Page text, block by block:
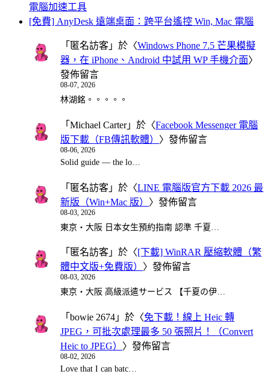
電腦加速工具
[免費] AnyDesk 遠端桌面：跨平台遙控 Win, Mac 電腦
「 匿名訪客 」於〈Windows Phone 7.5 芒果模擬
器，在 iPhone、Android 中試用 WP 手機介面〉
發佈留言
08-07, 2026
林湖銘。。。。。
「 Michael Carter」於〈Facebook Messenger 電腦
版下載（FB傳訊軟體） 〉發佈留言
08-06, 2026
Solid guide — the lo…
「 匿名訪客 」於〈LINE 電腦版官方下載 2026 最
新版（Win+Mac 版） 〉發佈留言
08-03, 2026
東京・大阪 日本女生預約指南 認準 千夏…
「 匿名訪客 」於〈[下載] WinRAR 壓縮軟體（繁
體中文版+免費版） 〉發佈留言
08-03, 2026
東京・大阪 高級派遣サービス 【千夏の伊…
「 bowie 2674 」於〈免下載！線上 Heic 轉
JPEG，可批次處理最多 50 張照片！（Convert
Heic to JPEG） 〉發佈留言
08-02, 2026
Love that I can batc…